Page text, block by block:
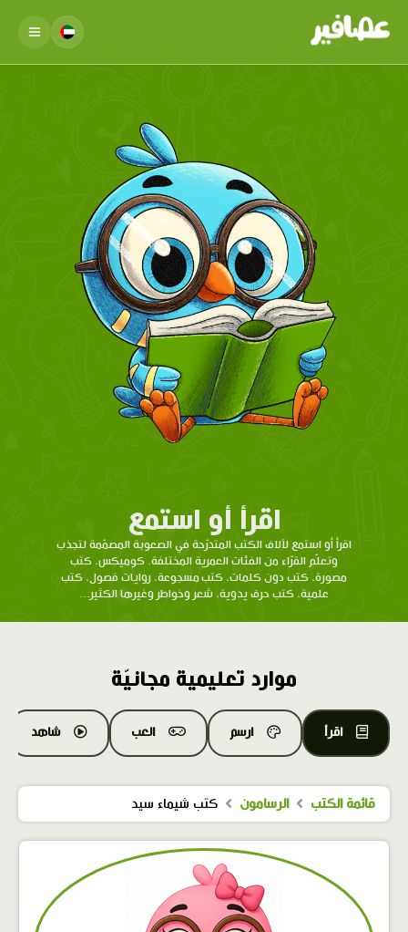
اقرأ أو استمع
اقرأ أو استمع لآلاف الكتب المتدرّحة في الصعوبة المصمّمة لتجذب
وتعلّم القرّاء من الفئات العمرية المختلفة. كوميكس، كتب
مصورة، كتب دون كلمات، كتب مسجوعة، روايات فصول، كتب
علمية، كتب حرف يدوية، شعر وخواطر وغيرها الكثير...
موارد تعليمية مجانيّة
اقرأ ارسم العب شاهد
قائمة الكتب الرسامون كتب شيماء سيد